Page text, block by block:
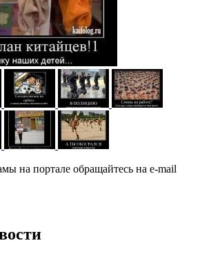
на портале обращайтесь на e-mail